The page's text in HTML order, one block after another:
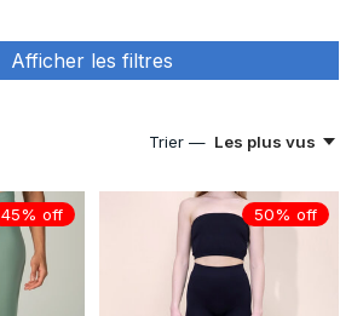
Afficher les filtres
Trier — Les plus vus
45% off 50% off